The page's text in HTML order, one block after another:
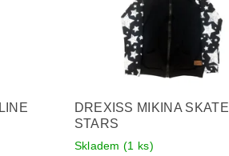
DREXISS MIKINA SKATE
STARS
Skladem(1 ks)